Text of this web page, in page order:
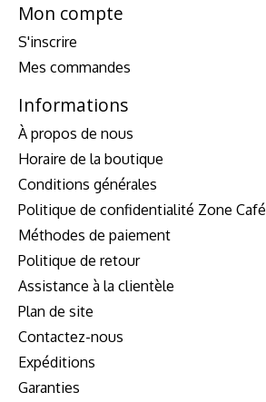
Mon compte
S'inscrire
Mes commandes
Informations
À propos de nous
Horaire de la boutique
Conditions générales
Politique de confidentialité Zone Café
Méthodes de paiement
Politique de retour
Assistance à la clientèle
Plan de site
Contactez-nous
Expéditions
Garanties